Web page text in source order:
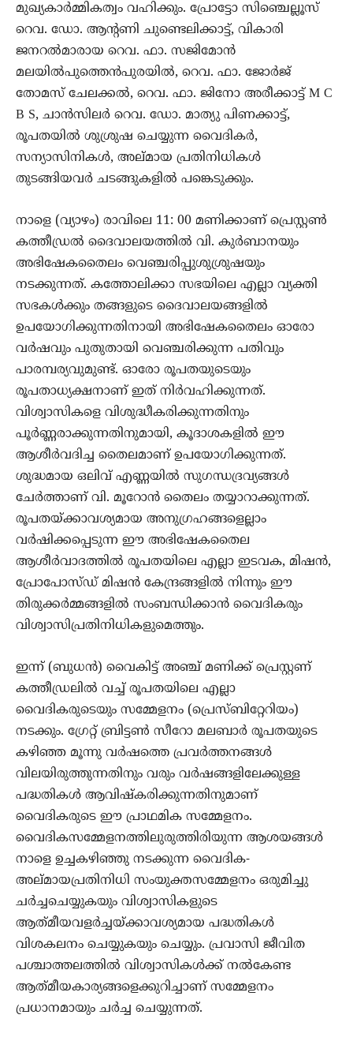
മുഖ്യകാർമ്മികത്വം വഹിക്കും. പ്രോട്ടോ സിഞ്ചെല്ലൂസ്
റെവ. ഡോ. ആൻ്റണി ചുണ്ടെലിക്കാട്ട്, വികാരി
ജനറൽമാരായ റെവ. ഫാ. സജിമോൻ
മലയിൽപുത്തെൻപുരയിൽ, റെവ. ഫാ. ജോർജ്
തോമസ് ചേലക്കൽ, റെവ. ഫാ. ജിനോ അരീക്കാട്ട് M C
B S, ചാൻസിലർ റെവ. ഡോ. മാത്യു പിണക്കാട്ട്,
രൂപതയിൽ ശുശ്രുഷ ചെയ്യുന്ന വൈദികർ,
സന്യാസിനികൾ, അല്മായ പ്രതിനിധികൾ
തുടങ്ങിയവർ ചടങ്ങുകളിൽ പങ്കെടുക്കും.
നാളെ (വ്യാഴം) രാവിലെ 11: 00 മണിക്കാണ് പ്രെസ്റ്റൺ
കത്തീഡ്രൽ ദൈവാലയത്തിൽ വി. കുർബാനയും
അഭിഷേകതൈലം വെഞ്ചരിപ്പുശുശ്രുഷയും
നടക്കുന്നത്. കത്തോലിക്കാ സഭയിലെ എല്ലാ വ്യക്തി
സഭകൾക്കും തങ്ങളുടെ ദൈവാലയങ്ങളിൽ
ഉപയോഗിക്കുന്നതിനായി അഭിഷേകതൈലം ഓരോ
വർഷവും പുതുതായി വെഞ്ചരിക്കുന്ന പതിവും
പാരമ്പര്യവുമുണ്ട്. ഓരോ രൂപതയുടെയും
രൂപതാധ്യക്ഷനാണ് ഇത് നിർവഹിക്കുന്നത്.
വിശ്വാസികളെ വിശുദ്ധീകരിക്കുന്നതിനും
പൂർണ്ണരാക്കുന്നതിനുമായി, കൂദാശകളിൽ ഈ
ആശീർവദിച്ച തൈലമാണ് ഉപയോഗിക്കുന്നത്.
ശുദ്ധമായ ഒലിവ് എണ്ണയിൽ സുഗന്ധദ്രവ്യങ്ങൾ
ചേർത്താണ് വി. മൂറോൻ തൈലം തയ്യാറാക്കുന്നത്.
രൂപതയ്ക്കാവശ്യമായ അനുഗ്രഹങ്ങളെല്ലാം
വർഷിക്കപ്പെടുന്ന ഈ അഭിഷേകതൈല
ആശീർവാദത്തിൽ രൂപതയിലെ എല്ലാ ഇടവക, മിഷൻ,
പ്രോപോസ്ഡ് മിഷൻ കേന്ദ്രങ്ങളിൽ നിന്നും ഈ
തിരുക്കർമ്മങ്ങളിൽ സംബന്ധിക്കാൻ വൈദികരും
വിശ്വാസിപ്രതിനിധികളുമെത്തും.
ഇന്ന് (ബുധൻ) വൈകിട്ട് അഞ്ച് മണിക്ക് പ്രെസ്റ്റണ്
കത്തീഡ്രലിൽ വച്ച് രൂപതയിലെ എല്ലാ
വൈദികരുടെയും സമ്മേളനം (പ്രെസ്ബിറ്റേറിയം)
നടക്കും. ഗ്രേറ്റ് ബ്രിട്ടൺ സീറോ മലബാർ രൂപതയുടെ
കഴിഞ്ഞ മൂന്നു വർഷത്തെ പ്രവർത്തനങ്ങൾ
വിലയിരുത്തുന്നതിനും വരും വർഷങ്ങളിലേക്കുള്ള
പദ്ധതികൾ ആവിഷ്കരിക്കുന്നതിനുമാണ്
വൈദികരുടെ ഈ പ്രാഥമിക സമ്മേളനം.
വൈദികസമ്മേളനത്തിലുരുത്തിരിയുന്ന ആശയങ്ങൾ
നാളെ ഉച്ചകഴിഞ്ഞു നടക്കുന്ന വൈദിക-
അല്മായപ്രതിനിധി സംയുക്തസമ്മേളനം ഒരുമിച്ചു
ചർച്ചചെയ്യുകയും വിശ്വാസികളുടെ
ആത്‌മീയവളർച്ചയ്ക്കാവശ്യമായ പദ്ധതികൾ
വിശകലനം ചെയ്യുകയും ചെയ്യും. പ്രവാസി ജീവിത
പശ്ചാത്തലത്തിൽ വിശ്വാസികൾക്ക് നൽകേണ്ട
ആത്‌മീയകാര്യങ്ങളെക്കുറിച്ചാണ് സമ്മേളനം
പ്രധാനമായും ചർച്ച ചെയ്യുന്നത്.